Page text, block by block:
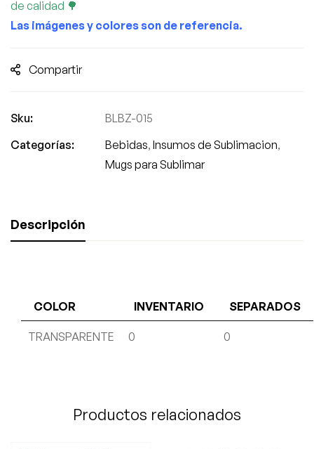
de calidad 🌳
Las imágenes y colores son de referencia.
Compartir
Sku:
BLBZ-015
Categorías:
Bebidas, Insumos de Sublimacion,
Mugs para Sublimar
Descripción
COLOR INVENTARIO SEPARADOS
TRANSPARENTE 0 0
Productos relacionados